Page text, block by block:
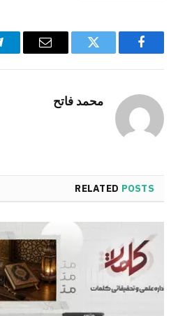
Facebook
Twitter
Email
محمد فاتح
RELATED POSTS